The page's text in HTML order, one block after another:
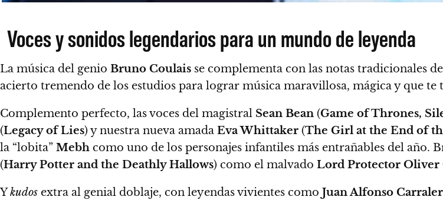
Voces y sonidos legendarios para un mundo de leyenda
La música del genio Bruno Coulais se complementa con las notas tradicionales
acierto tremendo de los estudios para lograr música maravillosa, mágica y que te
Complemento perfecto, las voces del magistral Sean Bean (Game of Thrones,
(Legacy of Lies) y nuestra nueva amada Eva Whittaker (The Girl at the End of
la “lobita” Mebh como uno de los personajes infantiles más entrañables del año.
(Harry Potter and the Deathly Hallows) como el malvado Lord Protector Oliver
Ykudos extra al genial doblaje, con leyendas vivientes como Juan Alfonso